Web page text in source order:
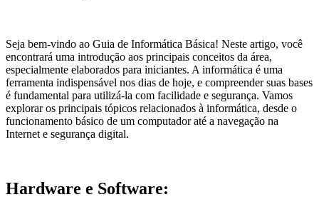
Seja bem-vindo ao Guia de Informática Básica! Neste artigo, você
encontrará uma introdução aos principais conceitos da área,
especialmente elaborados para iniciantes. A informática é uma
ferramenta indispensável nos dias de hoje, e compreender suas bases
é fundamental para utilizá-la com facilidade e segurança. Vamos
explorar os principais tópicos relacionados à informática, desde o
funcionamento básico de um computador até a navegação na
Internet e segurança digital.
Hardware e Software: